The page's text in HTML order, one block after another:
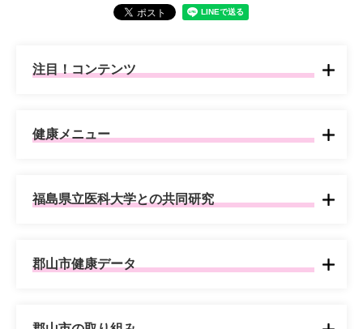
注目！コンテンツ
健康メニュー
福島県立医科大学との共同研究
郡山市健康データ